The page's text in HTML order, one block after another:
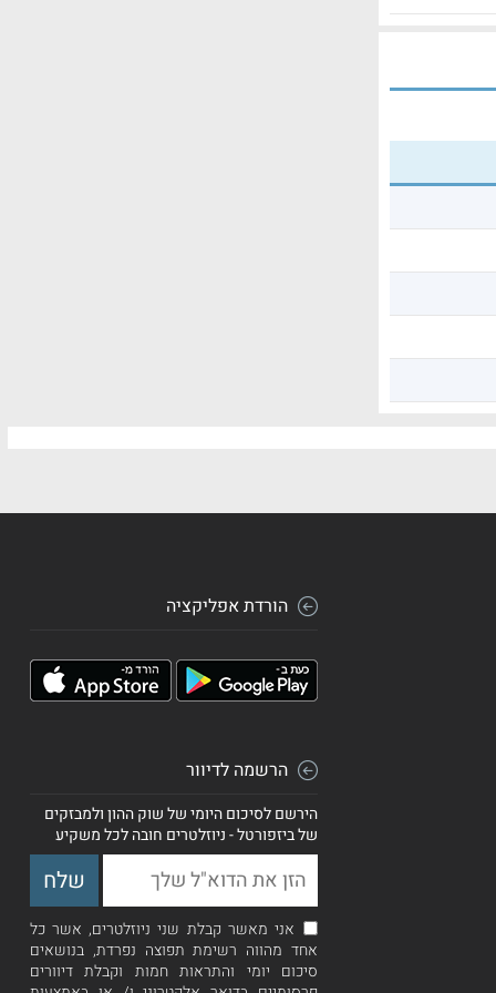
הורדת אפליקציה
הרשמה לדיוור
הירשם לסיכום היומי של שוק ההון ולמבזקים
של ביזפורטל - ניוזלטרים חובה לכל משקיע
אני מאשר קבלת שני ניוזלטרים, אשר כל
אחד מהווה רשימת תפוצה נפרדת, בנושאים
סיכום יומי והתראות חמות וקבלת דיוורים